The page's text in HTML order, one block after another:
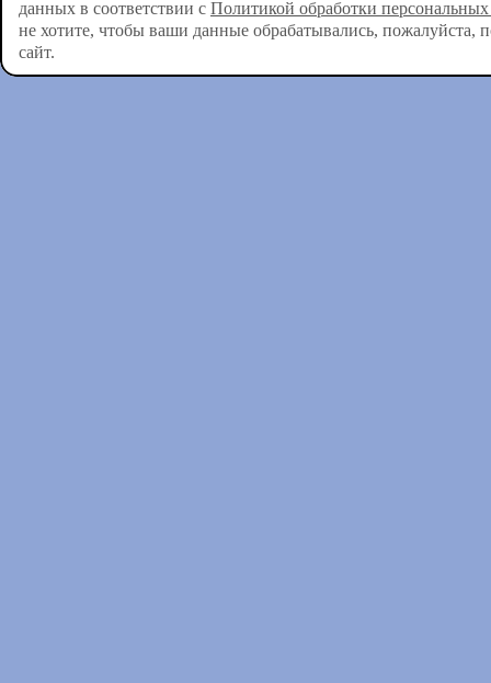
данных в соответствии с Политикой обработки
не хотите, чтобы ваши данные обрабатывались, пожалуйста,
сайт.